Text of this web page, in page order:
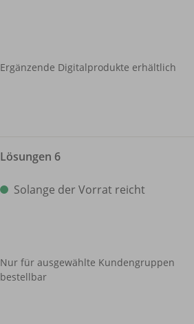
Ergänzende Digitalprodukte erhältlich
Lösungen 6
Solange der Vorrat reicht
Nur für ausgewählte Kundengruppen
bestellbar